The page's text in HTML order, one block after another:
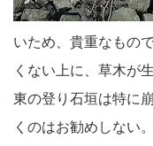
いため、貴重なもの
くない上に、草木が
東の登り石垣は特に
くのはお勧めしない